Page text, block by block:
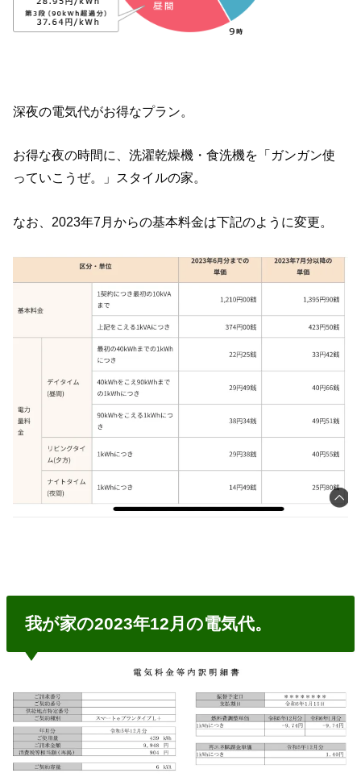
深夜の電気代がお得なプラン。
お得な夜の時間に、洗濯乾燥機・食洗機を「ガンガン使
っていこうぜ。」スタイルの家。
なお、2023年7月からの基本料金は下記のように変更。
我が家の2023年12月の電気代。